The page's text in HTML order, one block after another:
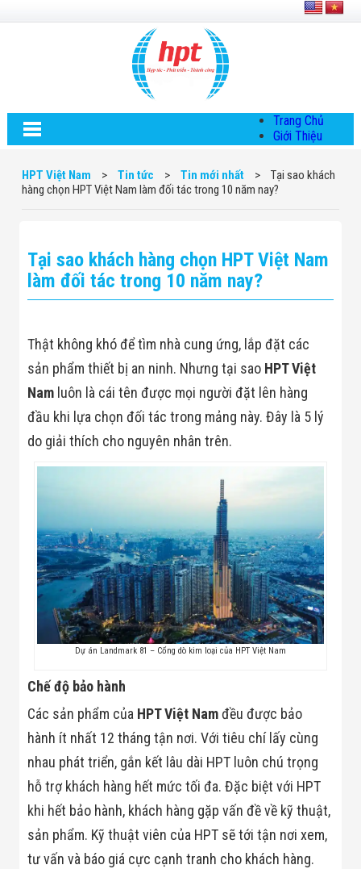
Trang Chủ
Giới Thiệu
Nam
Hội Đồng Quản
Trị
Mật Thông Tin
Chiến Lược
Thông Tin
Giải Pháp
Giải Pháp Thiết
Bị Ngành Thủy
Sản - Đông
Lạnh
Giải Pháp Thiết
Bị Ngành Thực
Giải Pháp Thiết
Kiện Điện Tử
Giải Pháp Thiết
Bị Ngành Giáo
Dục
Giải Pháp Thiết
Bị Ngành Bán
Lẻ - Retail
Giải Pháp
Chuyên Dụng
Giải Pháp Bãi
Giữ Xe Thông
Minh
Sản Phẩm
THIẾT BỊ AN
NINH
Camera Thông
Minh
Cổng Từ Siêu
Thị
Máy Đếm
HPT Việt Nam > Tin tức > Tin mới nhất >
Tại sao khách
hàng chọn HPT Việt Nam làm đối tác trong 10 năm nay?
Tại sao khách hàng chọn HPT Việt Nam
làm đối tác trong 10 năm nay?
Thật không khó để tìm nhà cung ứng, lắp đặt các
sản phẩm thiết bị an ninh. Nhưng tại sao HPT Việt
Nam luôn là cái tên được mọi người đặt lên hàng
đầu khi lựa chọn đối tác trong mảng này. Đây là 5 lý
do giải thích cho nguyên nhân trên.
Dự án Landmark 81 – Cổng dò kim loại của HPT Việt Nam
Chế độ bảo hành
Các sản phẩm của HPT Việt Namđều được bảo
hành ít nhất 12 tháng tận nơi. Với tiêu chí lấy cùng
nhau phát triển, gắn kết lâu dài HPT luôn chú trọng
hỗ trợ khách hàng hết mức tối đa. Đặc biệt với HPT
khi hết bảo hành, khách hàng gặp vấn đề về kỹ thuật,
sản phẩm. Kỹ thuật viên của HPT sẽ tới tận nơi xem,
tư vấn và báo giá cực cạnh tranh cho khách hàng.